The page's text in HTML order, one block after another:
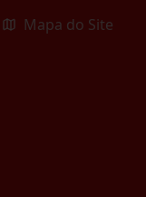
Mapa do Site